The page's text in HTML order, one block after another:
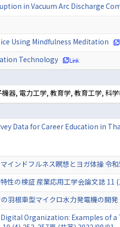
in Vacuum Arc Discharge
Using Mindfulness Meditation
Technology
器, 電力工学, 教育学, 教育工学, 科
Data for Career Education in
インドフルネス瞑想とヨガ体操 令
性の検証 産業応用工学会論文誌 11
羽根車型マイクロ水力発電機の開
Organization: Examples of